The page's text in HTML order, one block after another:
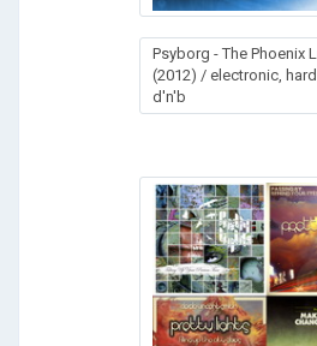
Psyborg - The Phoenix
(2012) / electronic,
d'n'b